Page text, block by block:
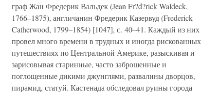
граф Жан Фредерик Вальдек (Jean Fr?d?rick Waldeck,
1766–1875), англичанин Фредерик Казервуд (Frederick
Catherwood, 1799–1854) [1047], с. 40–41. Каждый из них
провел много времени в трудных и иногда рискованных
путешествиях по Центральной Америке, разыскивая и
зарисовывая старинные, часто заброшенные и
поглощенные дикими джунглями, развалины дворцов,
пирамид, статуй. Кастенада обследовал руины города